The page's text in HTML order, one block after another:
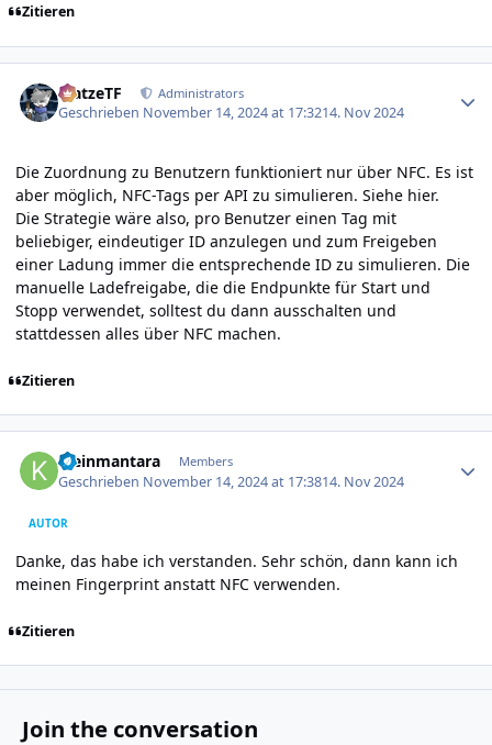
Zitieren
MatzeTF Administrators
Geschrieben November 14, 2024 at 17:3214. Nov 2024
Die Zuordnung zu Benutzern funktioniert nur über NFC. Es ist
aber möglich, NFC-Tags per API zu simulieren. Siehe hier.
Die Strategie wäre also, pro Benutzer einen Tag mit
beliebiger, eindeutiger ID anzulegen und zum Freigeben
einer Ladung immer die entsprechende ID zu simulieren. Die
manuelle Ladefreigabe, die die Endpunkte für Start und
Stopp verwendet, solltest du dann ausschalten und
stattdessen alles über NFC machen.
Zitieren
kleinmantara Members
Geschrieben November 14, 2024 at 17:3814. Nov 2024
AUTOR
Danke, das habe ich verstanden. Sehr schön, dann kann ich
meinen Fingerprint anstatt NFC verwenden.
Zitieren
Join the conversation